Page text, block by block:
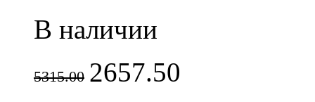
В наличии
5315.00 2657.50